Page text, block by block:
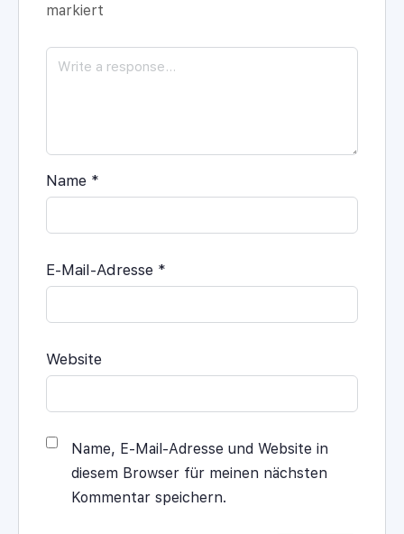
markiert
Name *
E-Mail-Adresse *
Website
Name, E-Mail-Adresse und Website in
diesem Browser für meinen nächsten
Kommentar speichern.